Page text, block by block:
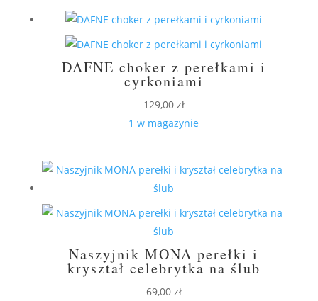
DAFNE choker z perełkami i
cyrkoniami
129,00 zł
1 w magazynie
Naszyjnik MONA perełki i
kryształ celebrytka na ślub
69,00 zł